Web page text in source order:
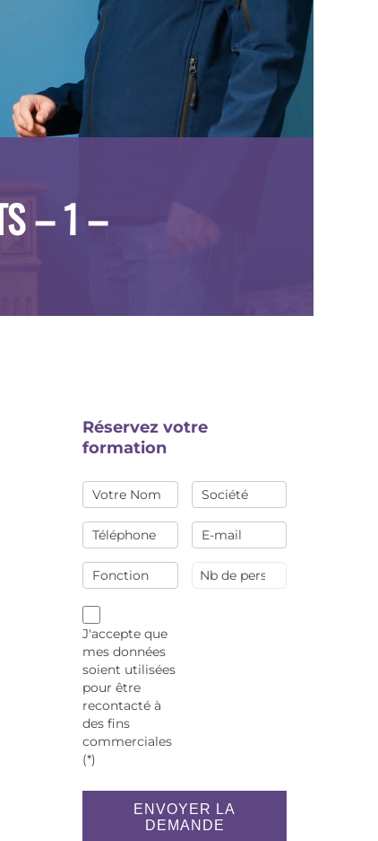
– 1 –
Réservez votre
formation
J'accepte que
mes données
soient utilisées
pour être
recontacté à
des fins
commerciales
(*)
ENVOYER LA
DEMANDE